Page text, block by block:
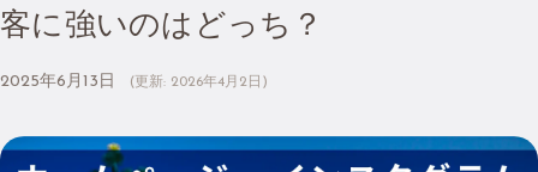
客に強いのはどっち？
2025年6月13日 (更新: 2026年4月2日 )